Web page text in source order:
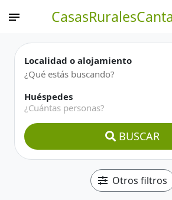
Localidad o alojamiento
Huéspedes
¿Cuántas personas?
BUSCAR
Otros filtros